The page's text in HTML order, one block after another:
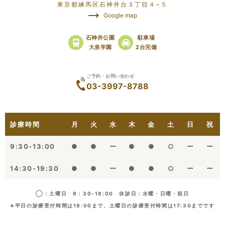
東京都練馬区石神井台３丁目４−５
Google map
石神井公園
大泉学園
駐車場
2台完備
ご予約・お問い合わせ
03-3997-8788
診療時間 月 火 水 木 金 土 日 祝
9:30-13:00 ● ● ー ● ● ○ ー ー
14:30-19:30 ● ● ー ● ● ○ ー ー
◯：土曜日 9：30-18:00 休診日：水曜・日曜・祝日
※平日の診療受付時間は19:00まで、土曜日の診療受付時間は17:30までです